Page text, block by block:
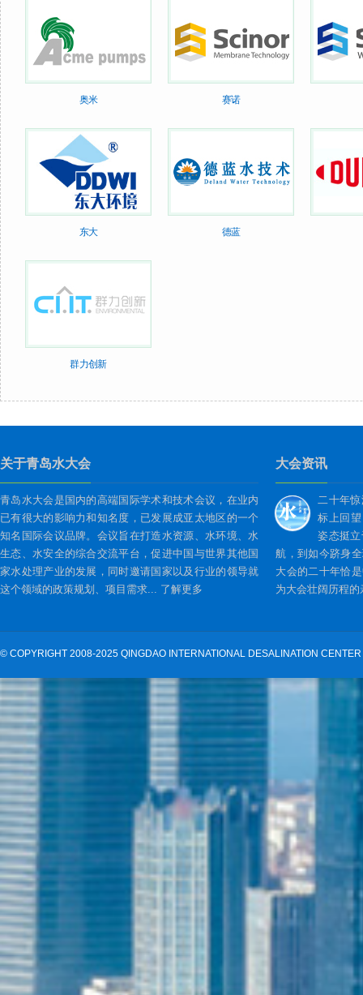
奥米 赛诺
东大 德蓝
群力创新
关于青岛水大会
青岛水大会是国内的高端国际学术和技术会议，在业内
已有很大的影响力和知名度，已发展成亚太地区的一个
知名国际会议品牌。会议旨在打造水资源、水环境、水
生态、水安全的综合交流平台，促进中国与世界其他国
家水处理产业的发展，同时邀请国家以及行业的领导就
这个领域的政策规划、项目需求... 了解更多
大会资讯
二十年
标上回
姿态挺
航，到如今跻身
大会的二十年恰
为大会壮阔历程
© COPYRIGHT 2008-2025 QINGDAO INTERNATIONAL DESALINATION CENTER